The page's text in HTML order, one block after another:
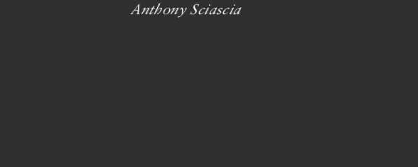
Anthony Sciascia